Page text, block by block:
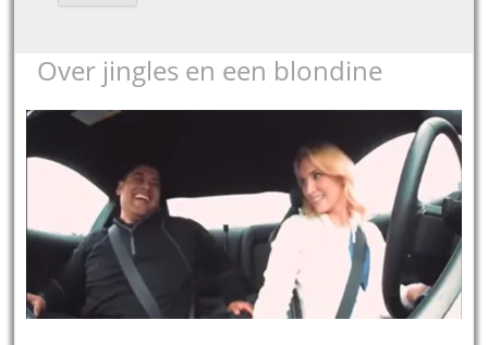
Over jingles en een blondine